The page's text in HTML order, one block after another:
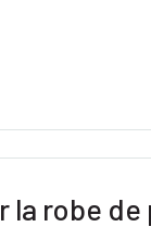
la robe